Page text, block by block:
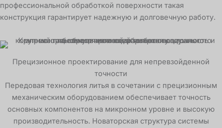
профессиональной обработкой поверхности такая
конструкция гарантирует надежную и долговечную работу.
Прецизионное проектирование для непревзойденной
точности
Передовая технология литья в сочетании с прецизионным
механическим оборудованием обеспечивает точность
основных компонентов на микронном уровне и высокую
производительность. Новаторская структура системы